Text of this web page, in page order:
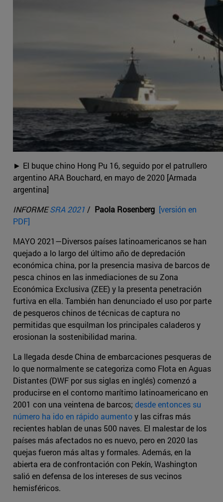
► El buque chino Hong Pu 16, seguido por el patrullero
argentino ARA Bouchard, en mayo de 2020 [Armada
argentina]
INFORMESRA 2021 / Paola Rosenberg [versión en
PDF]
MAYO 2021—Diversos países latinoamericanos se han
quejado a lo largo del último año de depredación
económica china, por la presencia masiva de barcos de
pesca chinos en las inmediaciones de su Zona
Económica Exclusiva (ZEE) y la presenta penetración
furtiva en ella. También han denunciado el uso por parte
de pesqueros chinos de técnicas de captura no
permitidas que esquilman los principales caladeros y
erosionan la sostenibilidad marina.
La llegada desde China de embarcaciones pesqueras de
lo que normalmente se categoriza como Flota en Aguas
Distantes (DWF por sus siglas en inglés) comenzó a
producirse en el contorno marítimo latinoamericano en
2001 con una veintena de barcos; desde entonces su
número ha ido en rápido aumentoy las cifras más
recientes hablan de unas 500 naves. El malestar de los
países más afectados no es nuevo, pero en 2020 las
quejas fueron más altas y formales. Además, en la
abierta era de confrontación con Pekín, Washington
salió en defensa de los intereses de sus vecinos
hemisféricos.